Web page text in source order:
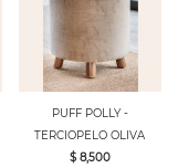
PUFF POLLY -
TERCIOPELO OLIVA
$ 8,500